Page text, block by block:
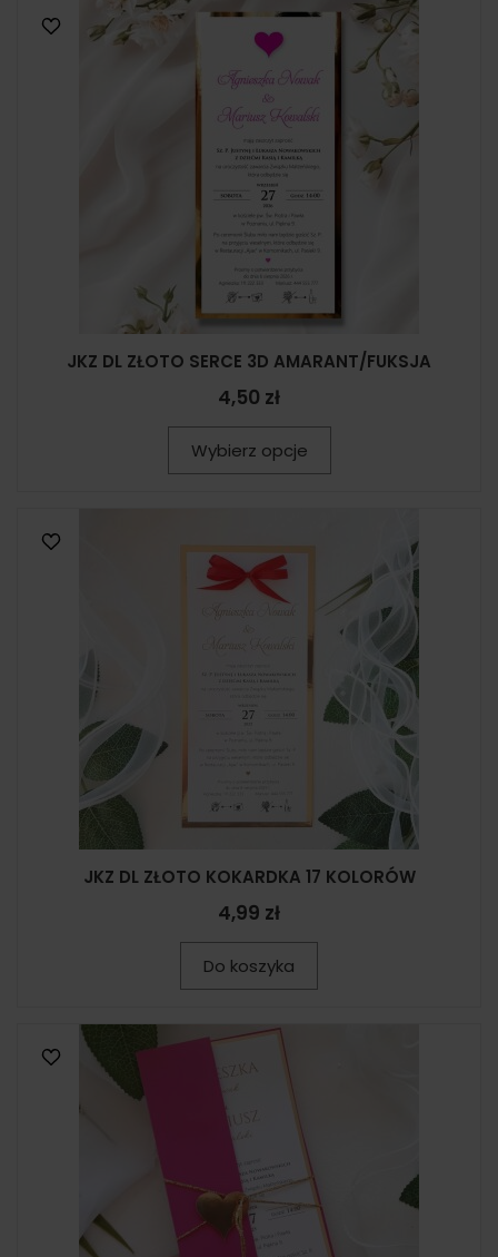
JKZ DL ZŁOTO SERCE 3D AMARANT/FUKSJA
4,50 zł
Wybierz opcje
JKZ DL ZŁOTO KOKARDKA 17 KOLORÓW
4,99 zł
Do koszyka